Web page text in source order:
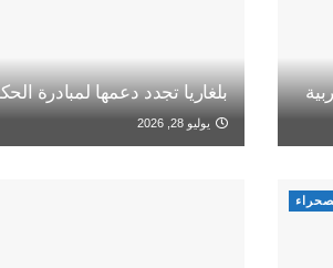
بلغاريا تجدد دعمها لمبادرة
يوليو 28, 2026